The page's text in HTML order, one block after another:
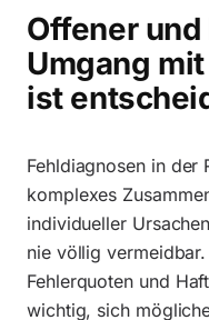
Offener
Umgang
ist
Fehldiagnosen in der
komplexes
individueller
nie völlig
Fehlerquoten und
wichtig, sich